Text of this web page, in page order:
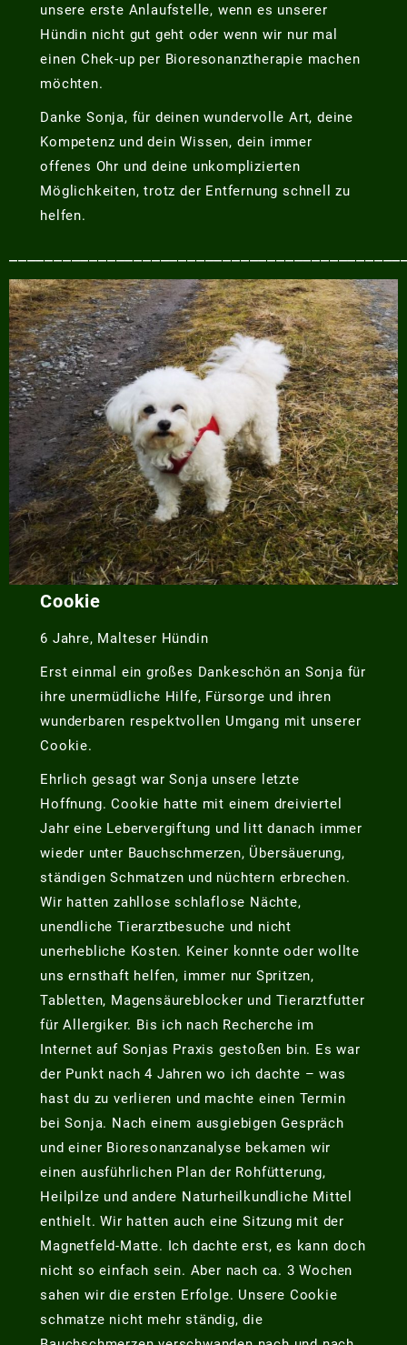
unsere erste Anlaufstelle, wenn es unserer
Hündin nicht gut geht oder wenn wir nur mal
einen Chek-up per Bioresonanztherapie machen
möchten.
Danke Sonja, für deinen wundervolle Art, deine
Kompetenz und dein Wissen, dein immer
offenes Ohr und deine unkomplizierten
Möglichkeiten, trotz der Entfernung schnell zu
helfen.
Cookie
6 Jahre, Malteser Hündin
Erst einmal ein großes Dankeschön an Sonja für
ihre unermüdliche Hilfe, Fürsorge und ihren
wunderbaren respektvollen Umgang mit unserer
Cookie.
Ehrlich gesagt war Sonja unsere letzte
Hoffnung. Cookie hatte mit einem dreiviertel
Jahr eine Lebervergiftung und litt danach immer
wieder unter Bauchschmerzen, Übersäuerung,
ständigen Schmatzen und nüchtern erbrechen.
Wir hatten zahllose schlaflose Nächte,
unendliche Tierarztbesuche und nicht
unerhebliche Kosten. Keiner konnte oder wollte
uns ernsthaft helfen, immer nur Spritzen,
Tabletten, Magensäureblocker und Tierarztfutter
für Allergiker. Bis ich nach Recherche im
Internet auf Sonjas Praxis gestoßen bin. Es war
der Punkt nach 4 Jahren wo ich dachte – was
hast du zu verlieren und machte einen Termin
bei Sonja. Nach einem ausgiebigen Gespräch
und einer Bioresonanzanalyse bekamen wir
einen ausführlichen Plan der Rohfütterung,
Heilpilze und andere Naturheilkundliche Mittel
enthielt. Wir hatten auch eine Sitzung mit der
Magnetfeld-Matte. Ich dachte erst, es kann doch
nicht so einfach sein. Aber nach ca. 3 Wochen
sahen wir die ersten Erfolge. Unsere Cookie
schmatze nicht mehr ständig, die